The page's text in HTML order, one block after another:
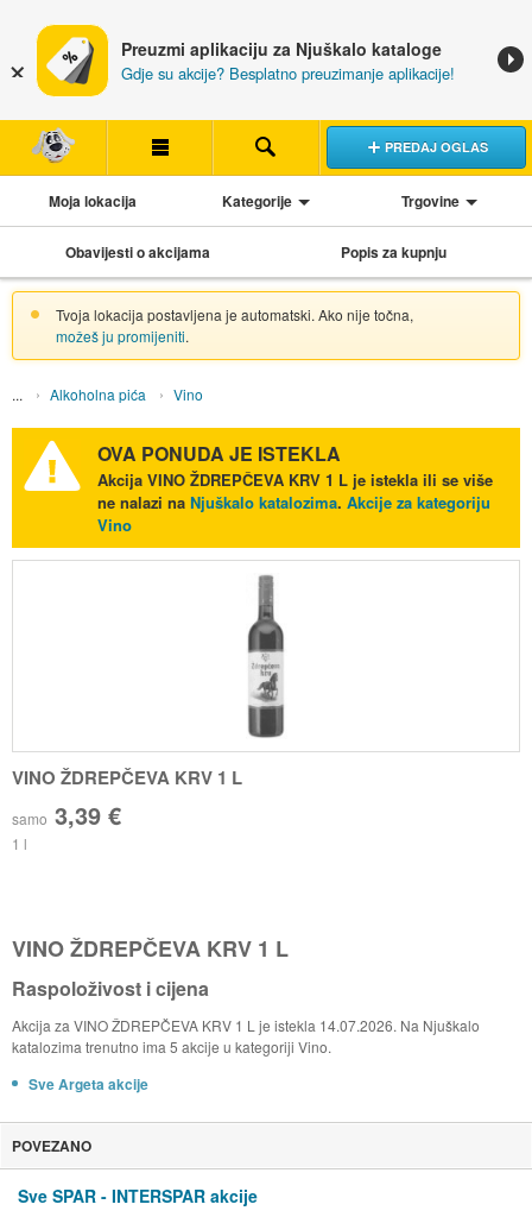
Preuzmi aplikaciju za Njuškalo kataloge
Gdje su akcije? Besplatno preuzimanje aplikacije!
PREDAJ OGLAS
Moja lokacija Kategorije Trgovine
Obavijesti o akcijama Popis za kupnju
Tvoja lokacija postavljena je automatski. Ako nije točna,
možeš ju promijeniti.
Alkoholna pića Vino
OVA PONUDA JE ISTEKLA
Akcija VINO ŽDREPČEVA KRV 1 Lje istekla ili se više
ne nalazi na Njuškalo katalozima. Akcije za kategoriju
Vino
VINO ŽDREPČEVA KRV 1 L
samo 3,39 €
1 l
VINO ŽDREPČEVA KRV 1 L
Raspoloživost i cijena
Akcija za VINO ŽDREPČEVA KRV 1 L je istekla 14.07.2026. Na Njuškalo
katalozima trenutno ima 5 akcije u kategoriji Vino.
Sve Argeta akcije
POVEZANO
Sve SPAR - INTERSPAR akcije